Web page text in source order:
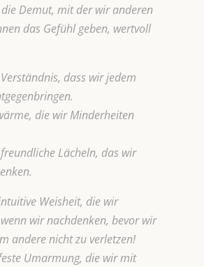
Demut, mit der wir anderen
das Gefühl geben, wertvoll
dass wir jedem
die wir Minderheiten
Lächeln, das wir
Weisheit, die wir
wir nachdenken, bevor wir
andere nicht zu verletzen!
Umarmung, die wir mit